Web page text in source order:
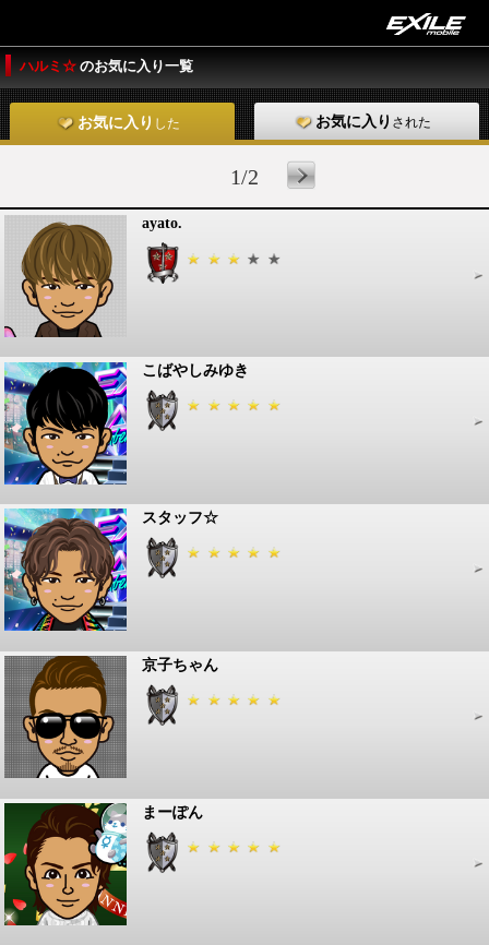
ハルミ☆ のお気に入り一覧
お気に入り した お気に入り された
1/2
ayato.
こばやしみゆき
スタッフ☆
京子ちゃん
まーぽん